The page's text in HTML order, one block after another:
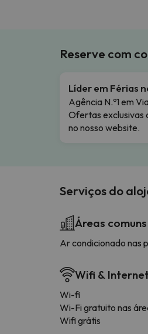
Reserve com
Líder em Férias
Agência N.º1 em
Ofertas exclusivas
no nosso website.
Serviços do
Áreas comuns
Ar condicionado nas
Wifi &
Wi-fi
Wi-Fi gratuito nas
Wifi grátis